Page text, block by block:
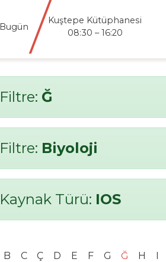
Bugün
Kuştepe Kütüphanesi
08:30 – 16:20
Filtre: Ğ
Filtre: Biyoloji
Kaynak Türü: IOS
B C Ç D E F G Ğ H I